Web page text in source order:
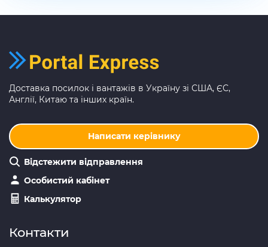
Доставка посилок і вантажів в Україну зі США, ЄС,
Англії, Китаю та інших країн.
Написати керівнику
Відстежити відправлення
Особистий кабінет
Калькулятор
Контакти